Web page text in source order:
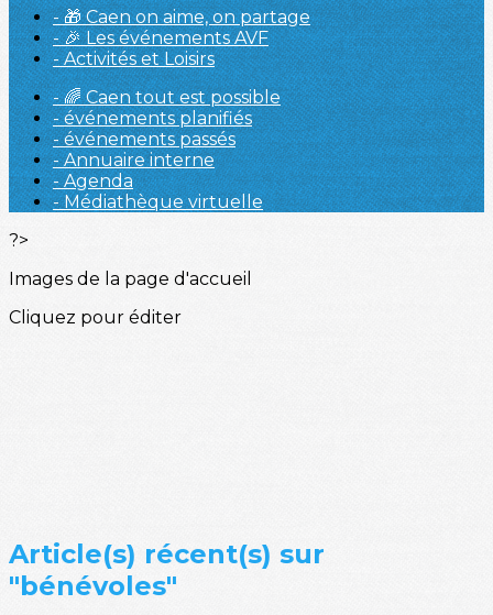
- 🎁 Caen on aime, on partage
- 🎉 Les événements AVF
- Activités et Loisirs
- 🌈 Caen tout est possible
- événements planifiés
- événements passés
- Annuaire interne
- Agenda
- Médiathèque virtuelle
?>
Images de la page d'accueil
Cliquez pour éditer
Article(s) récent(s) sur
"bénévoles"